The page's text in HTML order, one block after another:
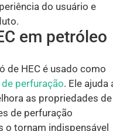
do usuário e
em petróleo
de HEC é usado como
perfuração. Ele ajuda
as propriedades de
de perfuração
o tornam indispensável